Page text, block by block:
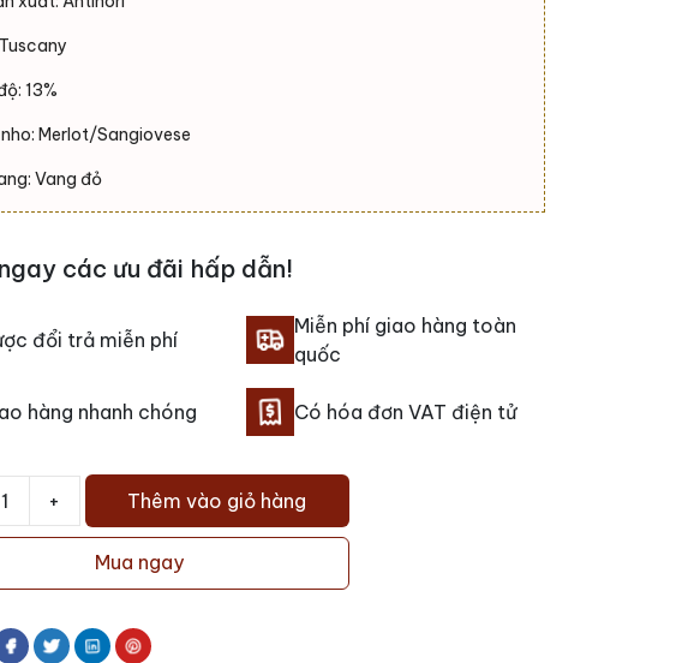
13%
Merlot/Sangiovese
Vang đỏ
các ưu đãi hấp dẫn!
đổi trả miễn phí
Miễn phí giao hàng toàn
quốc
hàng nhanh chóng Có hóa đơn VAT điện tử
+ Thêm vào giỏ hàng
Mua ngay